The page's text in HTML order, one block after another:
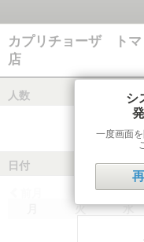
カプリチョーザ ト
店
人数
日付
火 水
シ
一度画面